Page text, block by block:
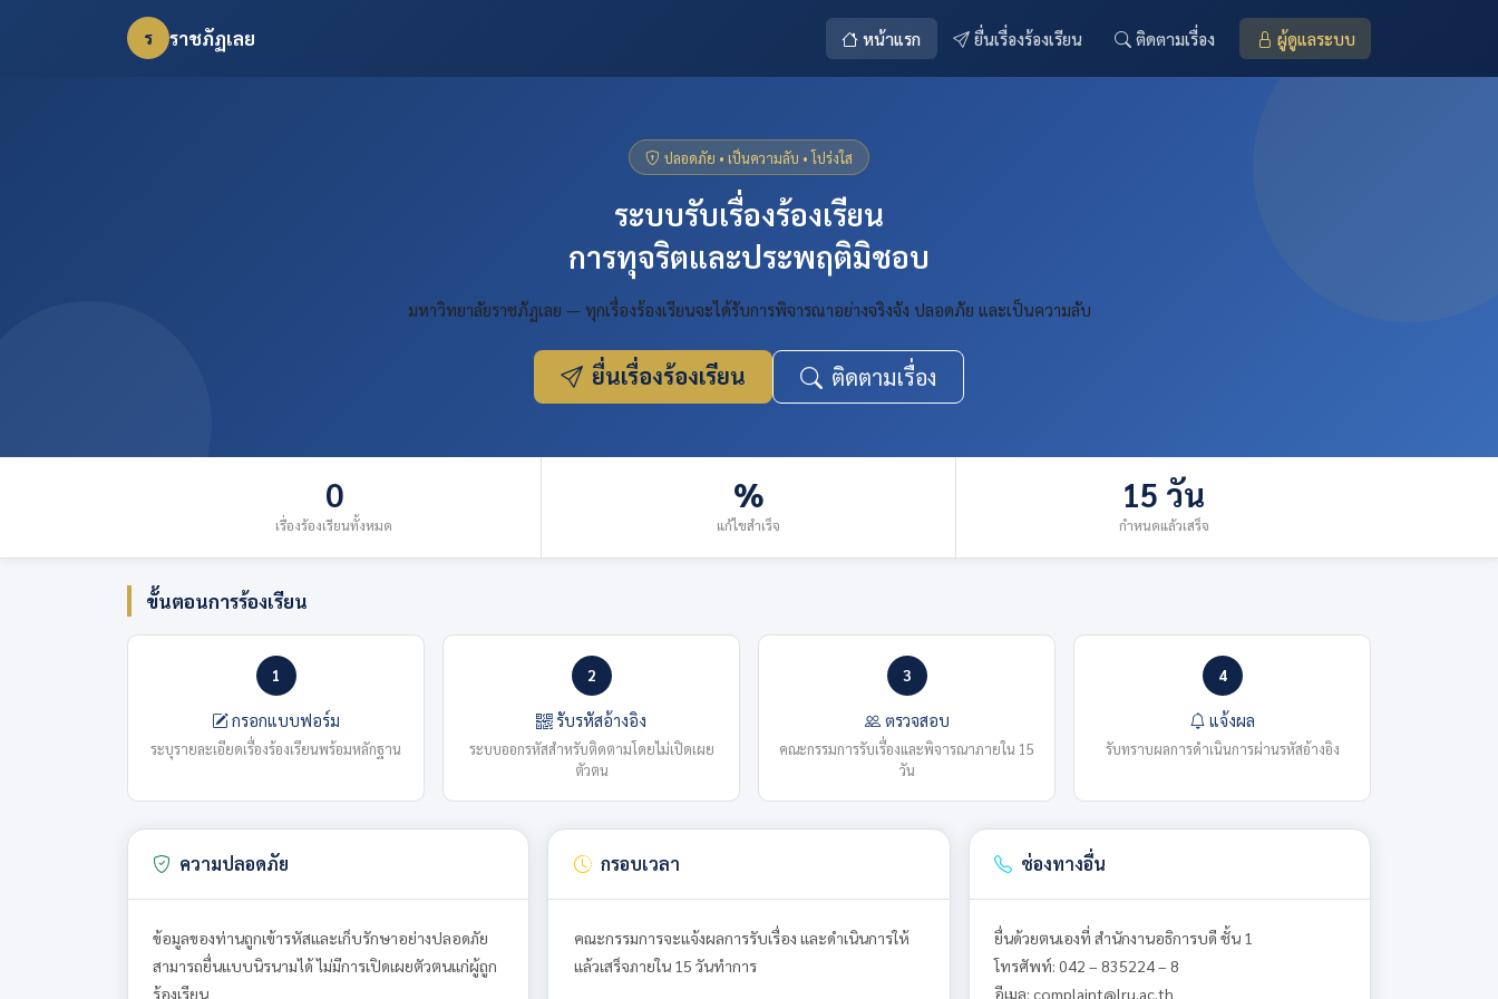
ร ราชภัฏเลย หน้าแรก ยื่นเรื่องร้องเรียน ติดตามเรื่อง ผู้ดูแลระบบ
ปลอดภัย • เป็นความลับ • โปร่งใส
ระบบรับเรื่องร้องเรียน
การทุจริตและประพฤติมิชอบ
มหาวิทยาลัยราชภัฏเลย — ทุกเรื่องร้องเรียนจะได้รับการพิจารณาอย่างจริงจัง ปลอดภัย และเป็นความลับ
ยื่นเรื่องร้องเรียน ติดตามเรื่อง
0
เรื่องร้องเรียนทั้งหมด
%
แก้ไขสำเร็จ
15 วัน
กำหนดแล้วเสร็จ
ขั้นตอนการร้องเรียน
1
กรอกแบบฟอร์ม
ระบุรายละเอียดเรื่องร้องเรียนพร้อมหลักฐาน
2
รับรหัสอ้างอิง
ระบบออกรหัสสำหรับติดตามโดยไม่เปิดเผย
ตัวตน
3
ตรวจสอบ
คณะกรรมการรับเรื่องและพิจารณาภายใน 15
วัน
4
แจ้งผล
รับทราบผลการดำเนินการผ่านรหัสอ้างอิง
ความปลอดภัย
ข้อมูลของท่านถูกเข้ารหัสและเก็บรักษาอย่างปลอดภัย
สามารถยื่นแบบนิรนามได้ ไม่มีการเปิดเผยตัวตนแก่ผู้ถูก
ร้องเรียน
กรอบเวลา
คณะกรรมการจะแจ้งผลการรับเรื่อง และดำเนินการให้
แล้วเสร็จภายใน 15 วันทำการ
ช่องทางอื่น
ยื่นด้วยตนเองที่ สำนักงานอธิการบดี ชั้น 1
โทรศัพท์: 042 – 835224 – 8
อีเมล: complaint@lru.ac.th